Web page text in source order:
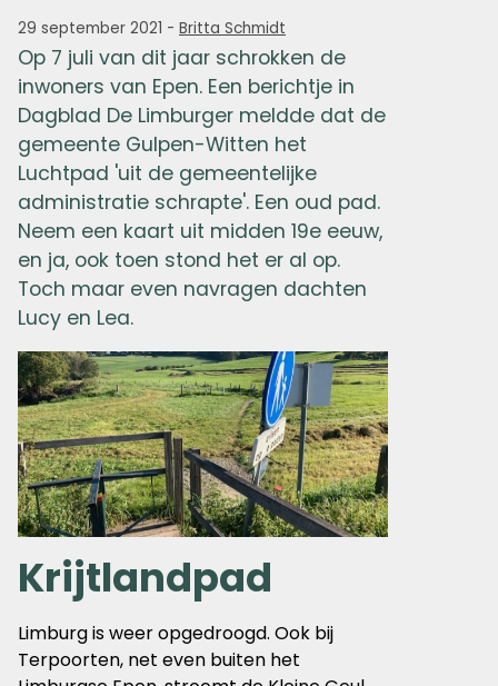
29 september 2021 - Britta Schmidt
Op 7 juli van dit jaar schrokken de
inwoners van Epen. Een berichtje in
Dagblad De Limburger meldde dat de
gemeente Gulpen-Witten het
Luchtpad 'uit de gemeentelijke
administratie schrapte'. Een oud pad.
Neem een kaart uit midden 19e eeuw,
en ja, ook toen stond het er al op.
Toch maar even navragen dachten
Lucy en Lea.
Krijtlandpad
Limburg is weer opgedroogd. Ook bij
Terpoorten, net even buiten het